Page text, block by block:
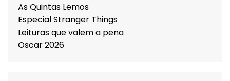
As Quintas Lemos
Especial Stranger Things
Leituras que valem a pena
Oscar 2026